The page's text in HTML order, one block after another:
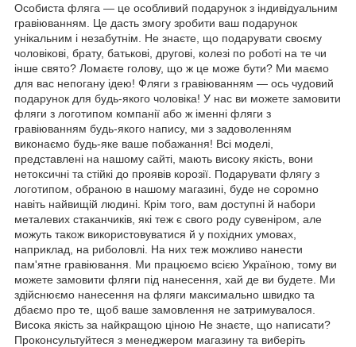
Особиста фляга — це особливий подарунок з індивідуальним
гравіюванням. Це дасть змогу зробити ваш подарунок
унікальним і незабутнім. Не знаєте, що подарувати своєму
чоловікові, брату, батькові, другові, колезі по роботі на те чи
інше свято? Ломаєте голову, що ж це може бути? Ми маємо
для вас непогану ідею! Фляги з гравіюванням — ось чудовий
подарунок для будь-якого чоловіка! У нас ви можете замовити
фляги з логотипом компанії або ж іменні фляги з
гравіюванням будь-якого напису, ми з задоволенням
виконаємо будь-яке ваше побажання! Всі моделі,
представлені на нашому сайті, мають високу якість, вони
нетоксичні та стійкі до проявів корозії. Подарувати флягу з
логотипом, обраною в нашому магазині, буде не соромно
навіть найвищій людині. Крім того, вам доступні й набори
металевих стаканчиків, які теж є свого роду сувеніром, але
можуть також використовуватися й у похідних умовах,
наприклад, на риболовлі. На них теж можливо нанести
пам'ятне гравіювання. Ми працюємо всією Україною, тому ви
можете замовити фляги під нанесення, хай де ви будете. Ми
здійснюємо нанесення на фляги максимально швидко та
дбаємо про те, щоб ваше замовлення не затримувалося.
Висока якість за найкращою ціною Не знаєте, що написати?
Проконсультуйтеся з менеджером магазину та виберіть